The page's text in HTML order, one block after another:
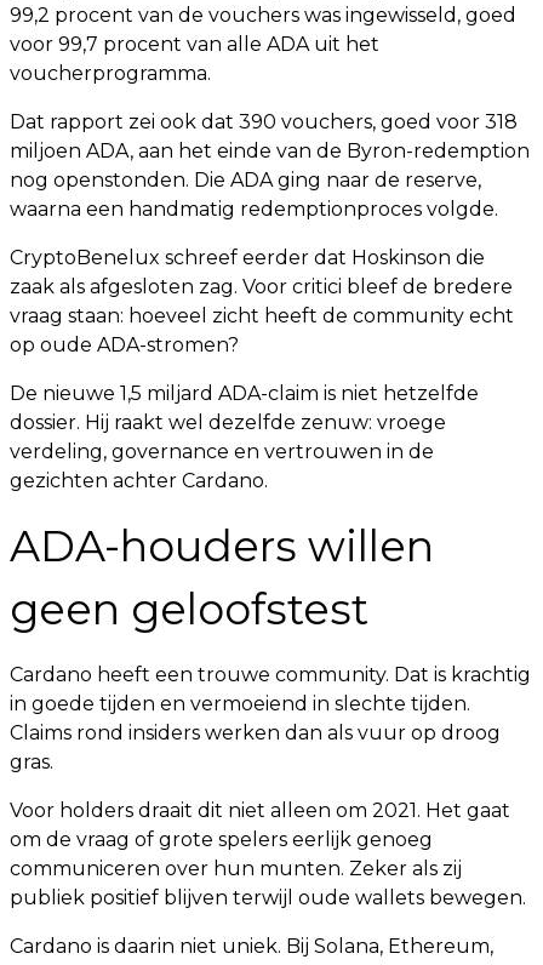
99,2 procent van de vouchers was ingewisseld, goed
voor 99,7 procent van alle ADA uit het
voucherprogramma.
Dat rapport zei ook dat 390 vouchers, goed voor 318
miljoen ADA, aan het einde van de Byron-redemption
nog openstonden. Die ADA ging naar de reserve,
waarna een handmatig redemptionproces volgde.
CryptoBenelux schreef eerder dat Hoskinson die
zaak als afgesloten zag. Voor critici bleef de bredere
vraag staan: hoeveel zicht heeft de community echt
op oude ADA-stromen?
De nieuwe 1,5 miljard ADA-claim is niet hetzelfde
dossier. Hij raakt wel dezelfde zenuw: vroege
verdeling, governance en vertrouwen in de
gezichten achter Cardano.
ADA-houders willen
geen geloofstest
Cardano heeft een trouwe community. Dat is krachtig
in goede tijden en vermoeiend in slechte tijden.
Claims rond insiders werken dan als vuur op droog
gras.
Voor holders draait dit niet alleen om 2021. Het gaat
om de vraag of grote spelers eerlijk genoeg
communiceren over hun munten. Zeker als zij
publiek positief blijven terwijl oude wallets bewegen.
Cardano is daarin niet uniek. Bij Solana, Ethereum,